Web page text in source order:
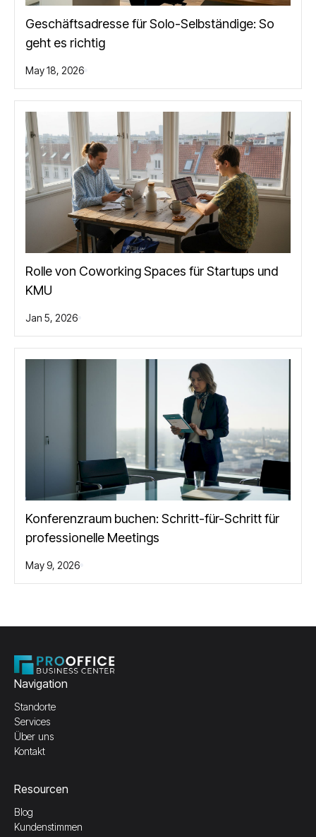
Geschäftsadresse für Solo-Selbständige: So
geht es richtig
May 18, 2026
Rolle von Coworking Spaces für Startups und
KMU
Jan 5, 2026
Konferenzraum buchen: Schritt-für-Schritt für
professionelle Meetings
May 9, 2026
Navigation
Standorte
Services
Über uns
Kontakt
Resourcen
Blog
Kundenstimmen